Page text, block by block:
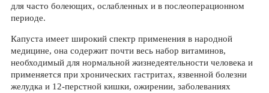
для часто болеющих, ослабленных и в послеоперационном
периоде.
Капуста имеет широкий спектр применения в народной
медицине, она содержит почти весь набор витаминов,
необходимый для нормальной жизнедеятельности человека и
применяется при хронических гастритах, язвенной болезни
желудка и 12-перстной кишки, ожирении, заболеваниях